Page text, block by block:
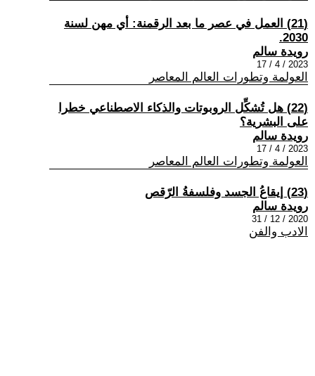
(21) العمل في عصر ما بعد الرقمنة: أي مهن لسنة
2030.
رويدة سالم
2023 / 4 / 17
العولمة وتطورات العالم المعاصر
(22) هل تُشكِّل الروبوتات والذكاء الاصطناعي خطرا
على البشرية؟
رويدة سالم
2023 / 4 / 17
العولمة وتطورات العالم المعاصر
(23) إيقاعُ الجسد وفلسفةُ الرّقص
رويدة سالم
2020 / 12 / 31
الادب والفن